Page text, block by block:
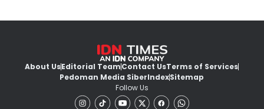
About UsEditorial TeamContact UsTerms of Services
Pedoman Media SiberIndexSitemap
Follow Us